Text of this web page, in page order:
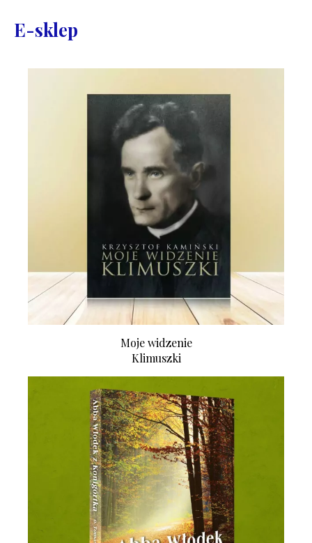
E-sklep
Moje widzenie
Klimuszki